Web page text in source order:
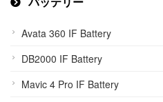
Avata 360 IF Battery
DB2000 IF Battery
Mavic 4 Pro IF Battery